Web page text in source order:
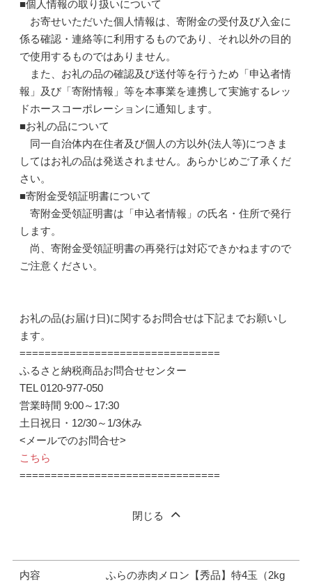
■個人情報の取り扱いについて
お寄せいただいた個人情報は、寄附金の受付及び入金に
係る確認・連絡等に利用するものであり、それ以外の目的
で使用するものではありません。
また、お礼の品の確認及び送付等を行うため「申込者情
報」及び「寄附情報」等を本事業を連携して実施するレッ
ドホースコーポレーションに通知します。
■お礼の品について
同一自治体内在住者及び個人の方以外(法人等)につきま
してはお礼の品は発送されません。あらかじめご了承くだ
さい。
■寄附金受領証明書について
寄附金受領証明書は「申込者情報」の氏名・住所で発行
します。
尚、寄附金受領証明書の再発行は対応できかねますので
ご注意ください。
お礼の品(お届け日)に関するお問合せは下記までお願いし
ます。
================================
ふるさと納税商品お問合せセンター
TEL 0120-977-050
営業時間 9:00～17:30
土日祝日・12/30～1/3休み
<メールでのお問合せ>
こちら
================================
閉じる
内容
ふらの赤肉メロン【秀品】特4玉（2kg